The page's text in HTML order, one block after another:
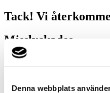
Denna webbplats
Tack! Vi
Misslyckades
Ring oss
Ring oss om du har några frågor!